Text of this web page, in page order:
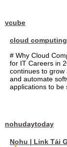
vcube
cloud
# Why Cloud
for IT Careers in
continues to
and automate
applications to be
nohudaytoday
Nohu | Link Tải